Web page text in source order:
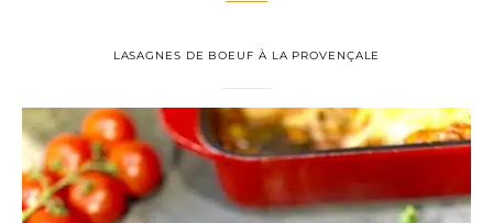
LASAGNES DE BOEUF À LA PROVENÇALE